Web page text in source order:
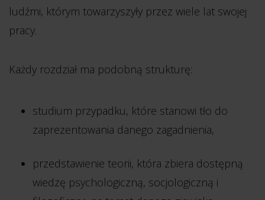
ludźmi, którym towarzyszyły przez wiele lat swojej
pracy.
Każdy rozdział ma podobną strukturę:
studium przypadku, które stanowi tło do
zaprezentowania danego zagadnienia,
przedstawienie teorii, która zbiera dostępną
wiedzę psychologiczną, socjologiczną i